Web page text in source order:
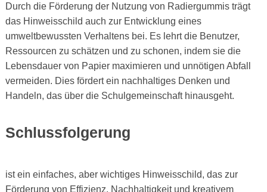
Durch die Förderung der Nutzung von Radiergummis trägt
das Hinweisschild auch zur Entwicklung eines
umweltbewussten Verhaltens bei. Es lehrt die Benutzer,
Ressourcen zu schätzen und zu schonen, indem sie die
Lebensdauer von Papier maximieren und unnötigen Abfall
vermeiden. Dies fördert ein nachhaltiges Denken und
Handeln, das über die Schulgemeinschaft hinausgeht.
Schlussfolgerung
ist ein einfaches, aber wichtiges Hinweisschild, das zur
Förderung von Effizienz, Nachhaltigkeit und kreativem